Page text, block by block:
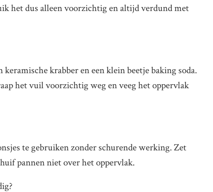
het dus alleen voorzichtig en altijd verdund met
krabber en een klein beetje baking soda.
het vuil voorzichtig weg en veeg het oppervlak
te gebruiken zonder schurende werking. Zet
pannen niet over het oppervlak.